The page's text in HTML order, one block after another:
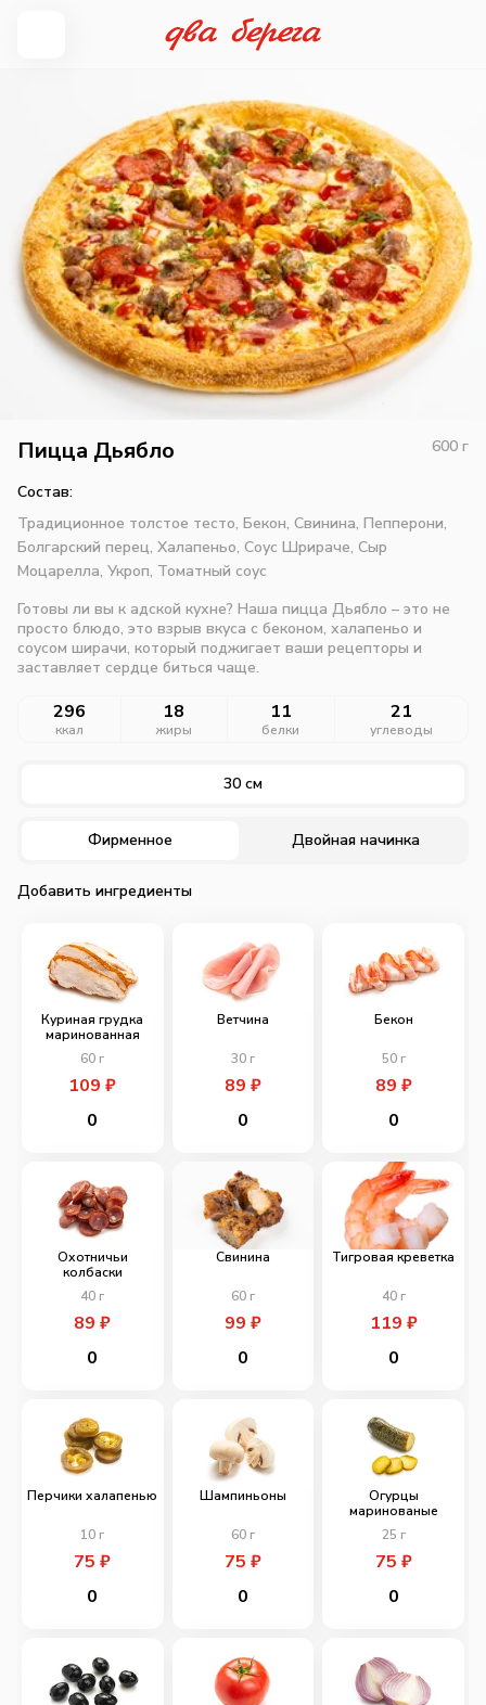
Пицца Дьябло 600 г
Состав:
Традиционное толстое тесто, Бекон, Свинина, Пепперони,
Болгарский перец, Халапеньо, Соус Шрираче, Сыр
Моцарелла, Укроп, Томатный соус
Готовы ли вы к адской кухне? Наша пицца Дьябло – это не
просто блюдо, это взрыв вкуса с беконом, халапеньо и
соусом ширачи, который поджигает ваши рецепторы и
заставляет сердце биться чаще.
296
ккал
18
жиры
11
белки
21
углеводы
30 см
Фирменное Двойная начинка
Добавить ингредиенты
Куриная грудка
маринованная
60 г
109₽
0
Ветчина
30г
89 ₽
0
Бекон
50г
89 ₽
0
Охотничьи
колбаски
40 г
89₽
0
Свинина
60г
99 ₽
0
Тигровая креветка
40г
119 ₽
0
Перчики халапенью
10 г
75₽
0
Шампиньоны
60г
75 ₽
0
Огурцы
маринованые
25 г
75 ₽
0